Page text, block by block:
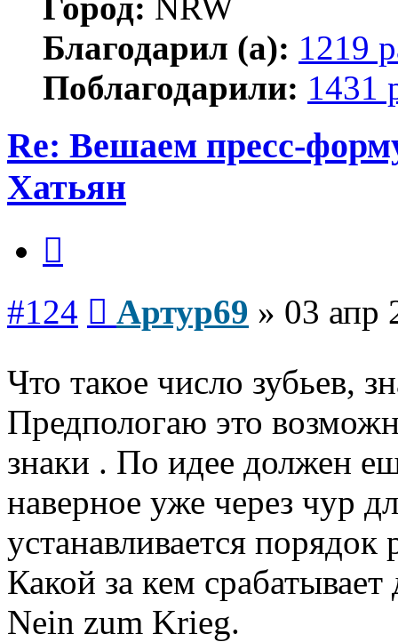
Город: NRW
Благодарил (а): 1219
Поблагодарили: 1431
Re: Вешаем пресс-
Хатьян
#124 Артур69 » 03 апр
Что такое число зубьев,
Предпологаю это
знаки . По идее должен
наверное уже через чур
устанавливается
Какой за кем
Nein zum Krieg.